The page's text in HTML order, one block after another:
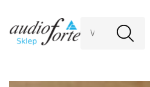
Wyszukaj